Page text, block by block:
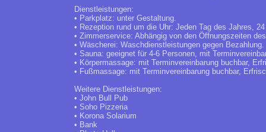
Dienstleistungen:
• Parkplatz: unter Gestaltung.
• Rezeption rund um die Uhr: Jeden Tag des Jahres,
• Zimmerservice: Abhängig von den Öffnungszeiten
• Wäscherei: Waschdienstleistungen gegen Bezahlung.
• Sauna: geeignet für 4-6 Personen, mit
• Körpermassage: mit Terminvereinbarung buchbar,
• Fußmassage: mit Terminvereinbarung buchbar,
Weitere Dienstleistungen:
• John Bull Pub
• Soho Pizzeria
• Korona Solarium
• Bank